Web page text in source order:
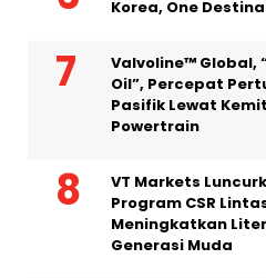
Korea, One
Valvoline™ Global,
Oil”, Percepat
VT Markets
Program CSR